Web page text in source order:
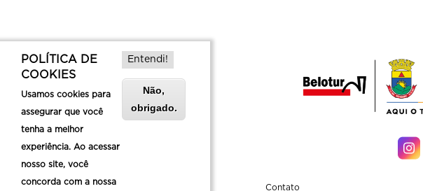
Sobre a Belotur Contato
POLÍTICA DE
COOKIES
Usamos cookies para
assegurar que você
tenha a melhor
experiência. Ao acessar
nosso site, você
concorda com a nossa
Entendi!
Não,
obrigado.